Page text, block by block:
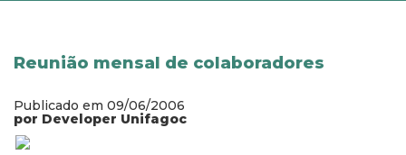
Reunião mensal de colaboradores
Publicado em 09/06/2006
por Developer Unifagoc